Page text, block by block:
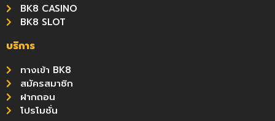
BK8 CASINO
BK8 SLOT
บริการ
ทางเข้า BK8
สมัครสมาชิก
ฝากถอน
โปรโมชั่น